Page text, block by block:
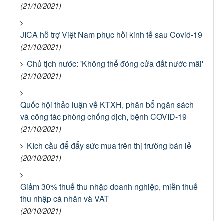
(21/10/2021)
JICA hỗ trợ Việt Nam phục hồi kinh tế sau Covid-19
(21/10/2021)
Chủ tịch nước: 'Không thể đóng cửa đất nước mãi'
(21/10/2021)
Quốc hội thảo luận về KTXH, phân bổ ngân sách
và công tác phòng chống dịch, bệnh COVID-19
(21/10/2021)
Kích cầu để đẩy sức mua trên thị trường bán lẻ
(20/10/2021)
Giảm 30% thuế thu nhập doanh nghiệp, miễn thuế
thu nhập cá nhân và VAT
(20/10/2021)